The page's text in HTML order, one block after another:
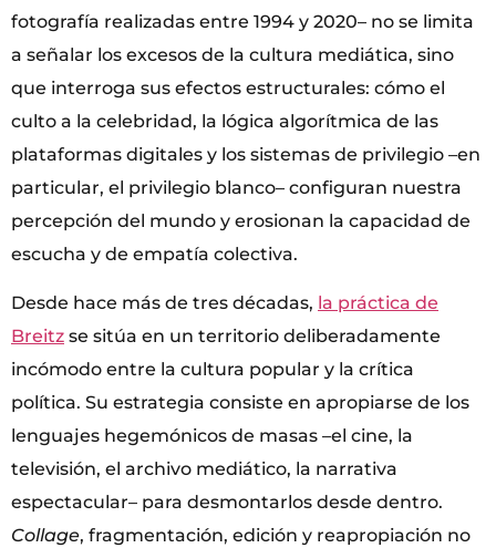
fotografía realizadas entre 1994 y 2020– no se limita
a señalar los excesos de la cultura mediática, sino
que interroga sus efectos estructurales: cómo el
culto a la celebridad, la lógica algorítmica de las
plataformas digitales y los sistemas de privilegio –en
particular, el privilegio blanco– configuran nuestra
percepción del mundo y erosionan la capacidad de
escucha y de empatía colectiva.
Desde hace más de tres décadas, la práctica de
Breitz se sitúa en un territorio deliberadamente
incómodo entre la cultura popular y la crítica
política. Su estrategia consiste en apropiarse de los
lenguajes hegemónicos de masas –el cine, la
televisión, el archivo mediático, la narrativa
espectacular– para desmontarlos desde dentro.
Collage, fragmentación, edición y reapropiación no